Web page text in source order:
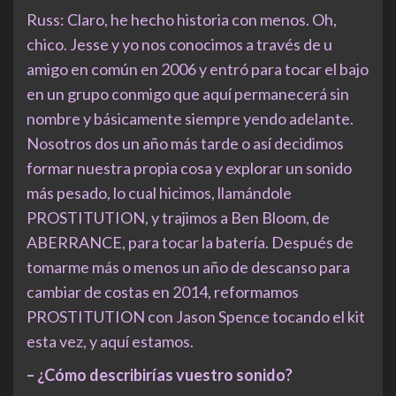
Russ: Claro, he hecho historia con menos. Oh,
chico. Jesse y yo nos conocimos a través de u
amigo en común en 2006 y entró para tocar el bajo
en un grupo conmigo que aquí permanecerá sin
nombre y básicamente siempre yendo adelante.
Nosotros dos un año más tarde o así decidimos
formar nuestra propia cosa y explorar un sonido
más pesado, lo cual hicimos, llamándole
PROSTITUTION, y trajimos a Ben Bloom, de
ABERRANCE, para tocar la batería. Después de
tomarme más o menos un año de descanso para
cambiar de costas en 2014, reformamos
PROSTITUTION con Jason Spence tocando el kit
esta vez, y aquí estamos.
– ¿Cómo describirías vuestro sonido?